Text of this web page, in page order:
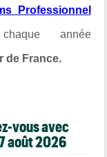
Professionnel
année
de France.
vous avec
août 2026